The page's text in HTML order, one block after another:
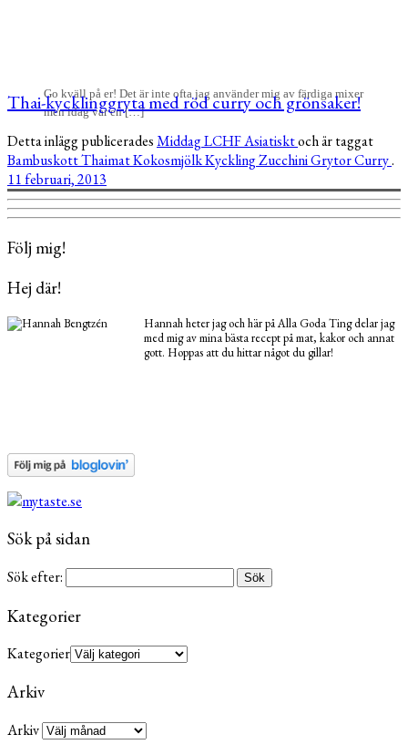
Go kväll på er! Det är inte ofta jag använder mig av färdiga mixer
men idag var en […]
Thai-kycklinggryta med röd curry och grönsaker!
Detta inlägg publiceradesMiddagLCHFAsiatisktoch är taggat
BambuskottThaimatKokosmjölkKycklingZucchiniGrytorCurry.
11 februari, 2013
Följ mig!
Hej där!
Hannah heter jag och här på Alla Goda Ting delar jag
med mig av mina bästa recept på mat, kakor och annat
gott. Hoppas att du hittar något du gillar!
Sök på sidan
Sök efter:
Kategorier
Kategorier
Arkiv
Arkiv